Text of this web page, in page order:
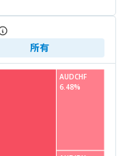
所有
AUDCHF
6.48%